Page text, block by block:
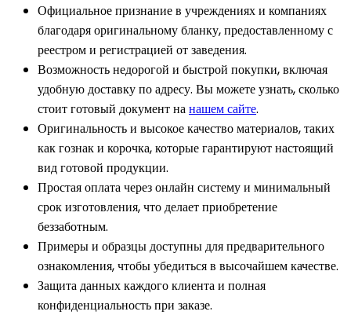
Официальное признание в учреждениях и компаниях
благодаря оригинальному бланку, предоставленному с
реестром и регистрацией от заведения.
Возможность недорогой и быстрой покупки, включая
удобную доставку по адресу. Вы можете узнать, сколько
стоит готовый документ нанашем сайте.
Оригинальность и высокое качество материалов, таких
как гознак и корочка, которые гарантируют настоящий
вид готовой продукции.
Простая оплата через онлайн систему и минимальный
срок изготовления, что делает приобретение
беззаботным.
Примеры и образцы доступны для предварительного
ознакомления, чтобы убедиться в высочайшем качестве.
Защита данных каждого клиента и полная
конфиденциальность при заказе.